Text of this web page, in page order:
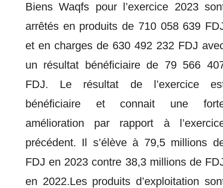
Biens Waqfs pour l’exercice 2023
arrêtés en produits de 710 058 639
et en charges de 630 492 232 FDJ
un résultat bénéficiaire de 79 566
FDJ. Le résultat de l’exercice
bénéficiaire et connait une
amélioration par rapport à
précédent. Il s’élève à 79,5 millions
FDJ en 2023 contre 38,3 millions de
en 2022.Les produits d’exploitation